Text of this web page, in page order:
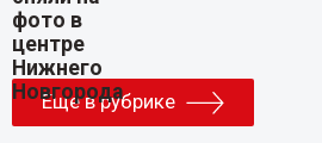
Еще в рубрике